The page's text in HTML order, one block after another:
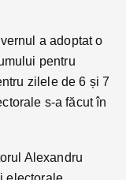
a adoptat o
pentru
zilele de 6 și 7
s-a făcut în
Alexandru